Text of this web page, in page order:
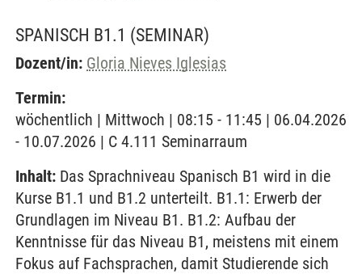
SPANISCH B1.1 (SEMINAR)
Dozent/in: Gloria Nieves Iglesias
Termin:
wöchentlich | Mittwoch | 08:15 - 11:45 | 06.04.2026
- 10.07.2026 | C 4.111 Seminarraum
Inhalt: Das Sprachniveau Spanisch B1 wird in die
Kurse B1.1 und B1.2 unterteilt. B1.1: Erwerb der
Grundlagen im Niveau B1. B1.2: Aufbau der
Kenntnisse für das Niveau B1, meistens mit einem
Fokus auf Fachsprachen, damit Studierende sich